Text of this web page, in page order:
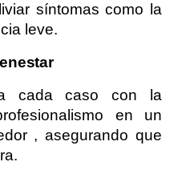
síntomas como la
leve.
cada caso con la
en un
, asegurando que